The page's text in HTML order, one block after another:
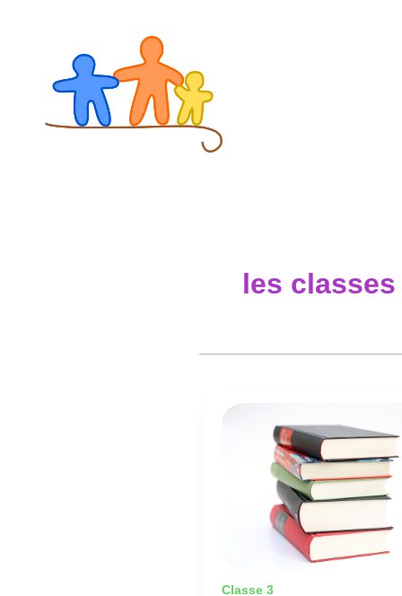
les classes
Classe 3
du
prix
des
Incos